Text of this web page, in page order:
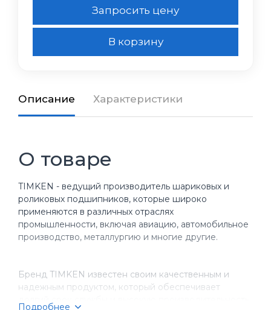
Запросить цену
В корзину
Описание Характеристики
О товаре
TIMKEN - ведущий производитель шариковых и
роликовых подшипников, которые широко
применяются в различных отраслях
промышленности, включая авиацию, автомобильное
производство, металлургию и многие другие.
Бренд TIMKEN известен своим качественным и
надежным продуктом, который обеспечивает
Подробнее